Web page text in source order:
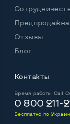
Wi-Fi
BluetoothДа
Аккумулятор
Работа от
Отзывы
Блог
Контакты
Время работы Call
0 800 211-
Бесплатно по